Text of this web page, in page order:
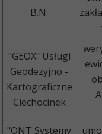
B.N.
"GEOX" Usługi
Geodezyjno -
Kartograficzne
Ciechocinek
"QNT Systemy